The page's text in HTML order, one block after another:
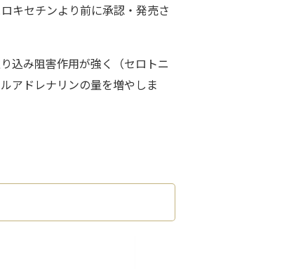
キセチンより前に承認・発売さ
込み阻害作用が強く（セロトニ
アドレナリンの量を増やしま